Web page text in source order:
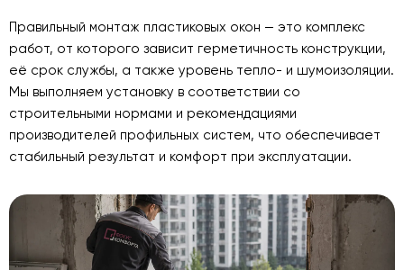
Правильный монтаж пластиковых окон — это комплекс
работ, от которого зависит герметичность конструкции,
её срок службы, а также уровень тепло- и шумоизоляции.
Мы выполняем установку в соответствии со
строительными нормами и рекомендациями
производителей профильных систем, что обеспечивает
стабильный результат и комфорт при эксплуатации.